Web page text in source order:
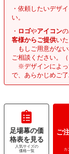
・依頼したいデザ
い。
・ ロゴやアイコンの
客様からご提供い
もしご用意がない
ご相談ください。
※デザインによっ
で、あらかじめご了
足場幕の価
格表を見る
人気サイズの
価格一覧
ご
カ